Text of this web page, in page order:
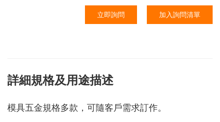
立即詢問 加入詢問清單
詳細規格及用途描述
模具五金規格多款，可隨客戶需求訂作。